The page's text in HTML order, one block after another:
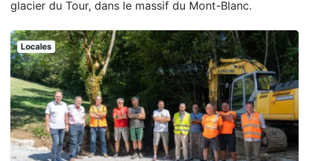
glacier du Tour, dans le massif du Mont-Blanc.
Locales